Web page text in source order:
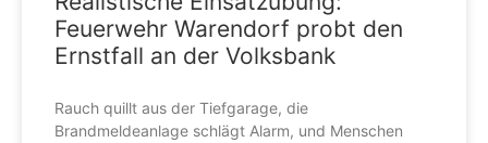
Feuerwehr Warendorf probt den
Ernstfall an der Volksbank
Rauch quillt aus der Tiefgarage, die
Brandmeldeanlage schlägt Alarm, und Menschen